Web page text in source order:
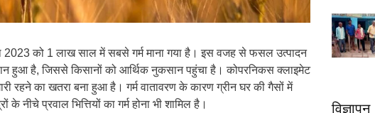
2023 को 1 लाख साल में सबसे गर्म माना गया है। इस वजह से फसल उत्पादन
हुआ है, जिससे किसानों को आर्थिक नुकसान पहुंचा है। कोपरनिकस क्लाइमेट
रहने का खतरा बना हुआ है। गर्म वातावरण के कारण ग्रीन घर की गैसों में
नीचे प्रवाल भित्तियों का गर्म होना भी शामिल है।
विज्ञापन